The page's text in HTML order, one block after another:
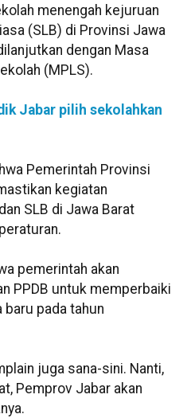
menengah kejuruan
(SLB) di Provinsi Jawa
dengan Masa
(MPLS).
Jabar pilih sekolahkan
Pemerintah Provinsi
kegiatan
SLB di Jawa Barat
pemerintah akan
PPDB untuk memperbaiki
pada tahun
juga sana-sini. Nanti,
Pemprov Jabar akan